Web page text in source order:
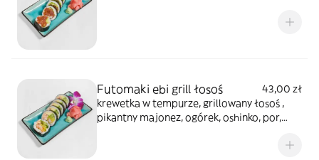
Futomaki ebi grill łosoś
43,00 zł
krewetka w tempurze, grillowany łosoś ,
pikantny majonez, ogórek, oshinko, por,